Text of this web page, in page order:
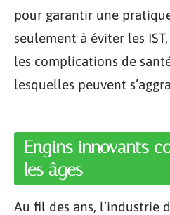
pour garantir une
seulement à éviter les
les complications de
lesquelles peuvent
Engins innovants
les âges
Au fil des ans, l’industrie